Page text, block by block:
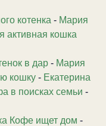
котенка - Мария
активная кошка
в дар - Мария
кошку - Екатерина
в поисках семьи -
Кофе ищет дом -